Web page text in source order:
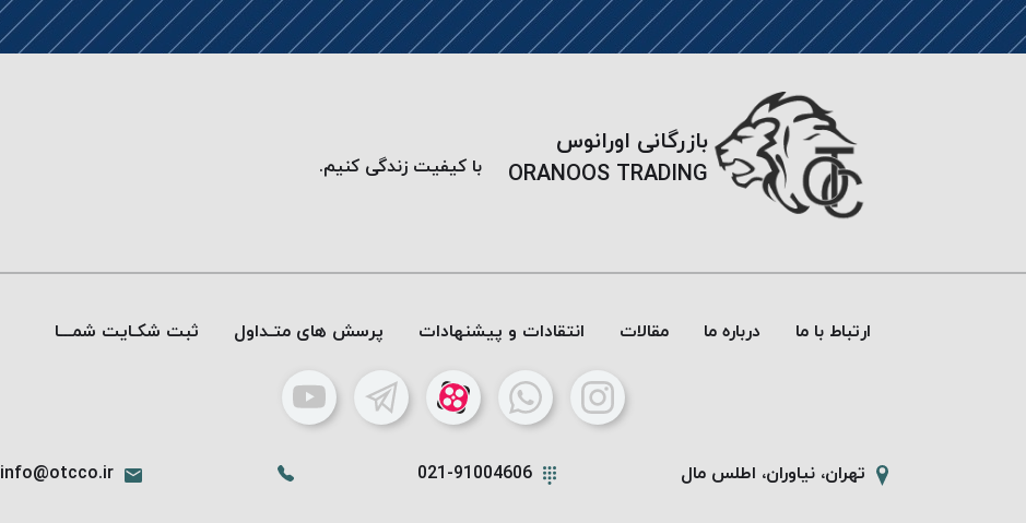
بازرگانی اورانوس
ORANOOS TRADING
با کیفیت زندگی کنیم.
ارتباط با ما درباره ما مقالات انتقادات و پیشنهادات پرسش های متـداول ثبت شکـایت شمـــا
تهران، نیاوران، اطلس مال 021-91004606
info@otcco.ir